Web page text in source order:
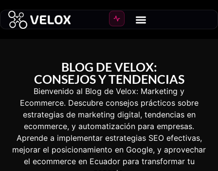
BLOG DE VELOX:
CONSEJOS Y TENDENCIAS
Bienvenido al Blog de Velox: Marketing y
Ecommerce. Descubre consejos prácticos sobre
estrategias de marketing digital, tendencias en
ecommerce, y automatización para empresas.
Aprende a implementar estrategias SEO efectivas,
mejorar el posicionamiento en Google, y aprovechar
el ecommerce en Ecuador para transformar tu